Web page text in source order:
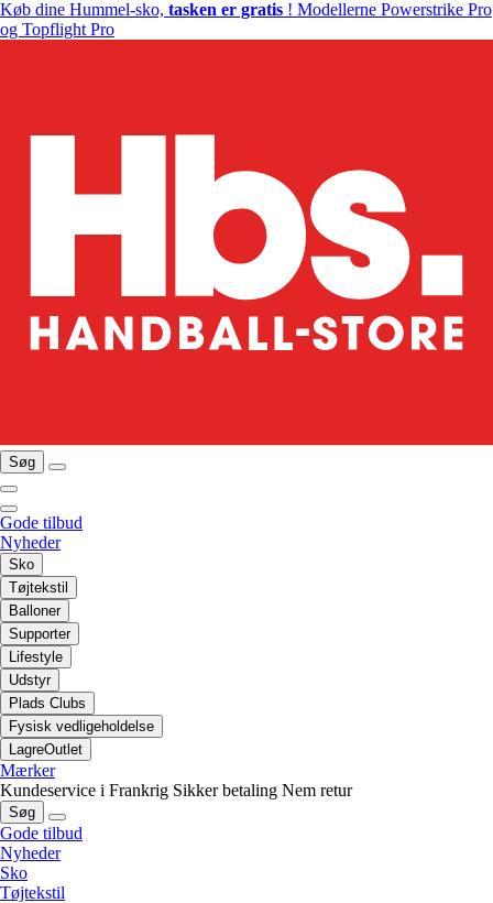
Køb dine Hummel-sko, tasken er gratis ! Modellerne Powerstrike Pro
og Topflight Pro
Søg
Gode tilbud
Nyheder
Sko
Tøjtekstil
Balloner
Supporter
Lifestyle
Udstyr
Plads Clubs
Fysisk vedligeholdelse
LagreOutlet
Mærker
Kundeservice i Frankrig Sikker betaling Nem retur
Søg
Gode tilbud
Nyheder
Sko
Tøjtekstil